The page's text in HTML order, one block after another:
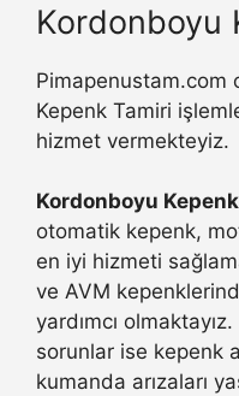
Kordonboyu
Pimapenustam.com
Kepenk Tamiri
hizmet vermekteyiz.
Kordonboyu
otomatik kepenk,
en iyi hizmeti
ve AVM
yardımcı
sorunlar ise kepenk
kumanda arızaları